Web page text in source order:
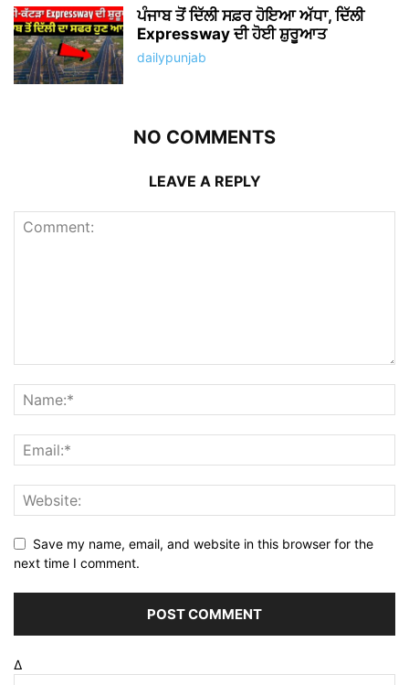
ਪੰਜਾਬ ਤੋਂ ਦਿੱਲੀ ਸਫ਼ਰ ਹੋਇਆ ਅੱਧਾ, ਦਿੱਲੀ
Expressway ਦੀ ਹੋਈ ਸ਼ੁਰੂਆਤ
dailypunjab
NO COMMENTS
LEAVE A REPLY
Save my name, email, and website in this browser for the
next time I comment.
Δ